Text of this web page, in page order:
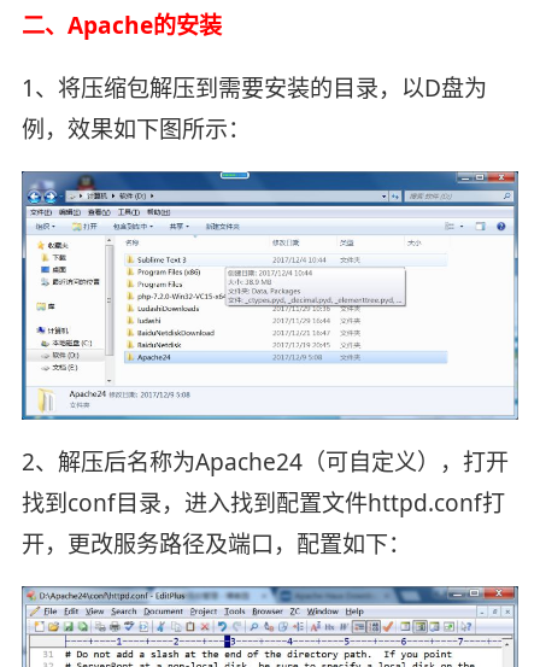
二、Apache的安装
1、将压缩包解压到需要安装的目录，以D盘为
例，效果如下图所示：
2、解压后名称为Apache24（可自定义），打开
找到conf目录，进入找到配置文件httpd.conf打
开，更改服务路径及端口，配置如下：